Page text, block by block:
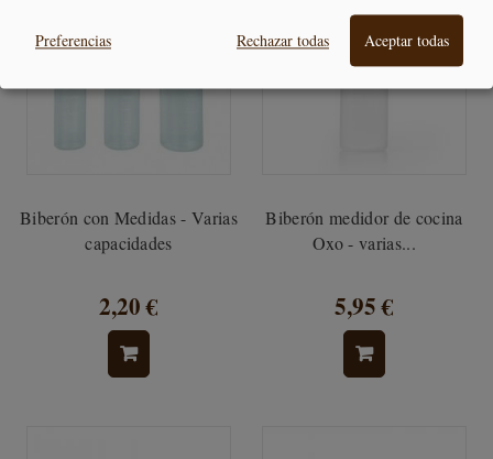
Biberón con Medidas - Varias
capacidades
2,20 €
Biberón medidor de cocina
Oxo - varias...
5,95 €
Preferencias Rechazar todas Aceptar todas